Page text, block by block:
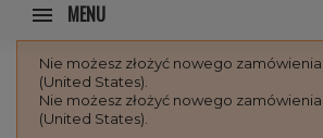
MENU
Nie możesz złożyć nowego
(United States).
Nie możesz złożyć nowego
(United States).